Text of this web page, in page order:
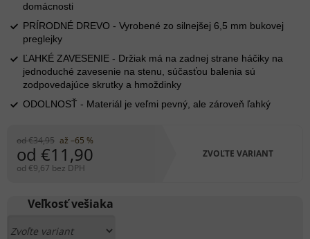
od €34,95 až –65 %
od €11,90
od €9,67 bez DPH
cena:
ZVOĽTE VARIANT
Veľkosť vešiaka
domácnosti
PRÍRODNÉ DREVO - Vyrobené zo silnejšej 6,5 mm bukovej
preglejky
ĽAHKÉ ZAVESENIE - Držiak má na zadnej strane háčiky na
jednoduché zavesenie na stenu, súčasťou balenia sú
zodpovedajúce skrutky a hmoždinky
ODOLNOSŤ - Materiál je veľmi pevný, ale zároveň ľahký